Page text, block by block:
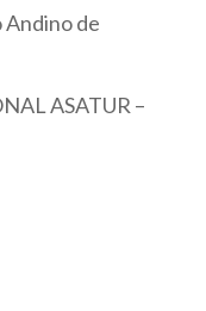
Andino de
ASATUR –